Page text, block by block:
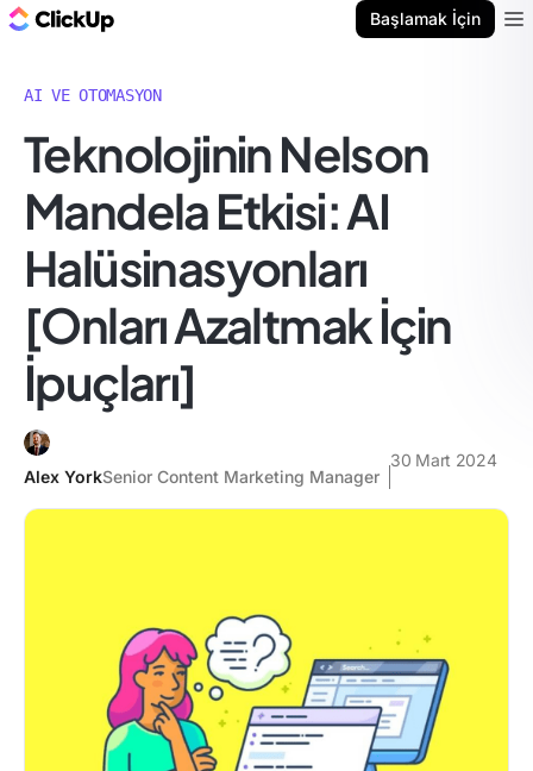
Başlamak İçin
AI VE OTOMASYON
Teknolojinin Nelson
Mandela Etkisi: AI
Halüsinasyonları
[Onları Azaltmak İçin
İpuçları]
Alex YorkSenior Content Marketing Manager
30 Mart 2024